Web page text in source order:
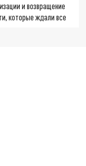
и возвращение
которые ждали все